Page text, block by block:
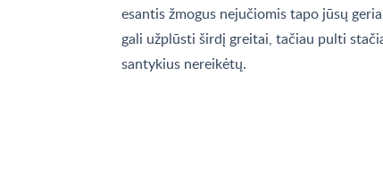
esantis žmogus nejučiomis tapo jūsų
gali užplūsti širdį greitai, tačiau pulti
santykius nereikėtų.